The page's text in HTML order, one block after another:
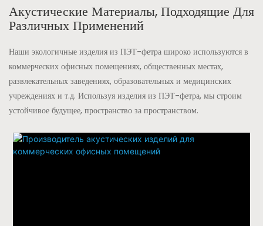
Акустические Материалы, Подходящие Для
Различных Применений
Наши экологичные изделия из ПЭТ-фетра широко используются в
коммерческих офисных помещениях, общественных местах,
развлекательных заведениях, образовательных и медицинских
учреждениях и т.д. Используя изделия из ПЭТ-фетра, мы строим
устойчивое будущее, пространство за пространством.